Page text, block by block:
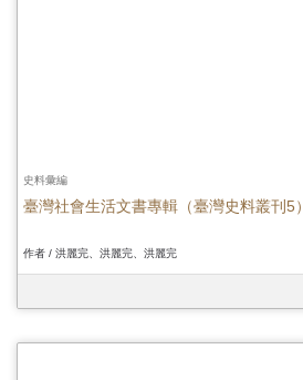
史料彙編
臺灣社會生活文書專輯（臺灣史料叢刊5）
作者 / 洪麗完、洪麗完、洪麗完